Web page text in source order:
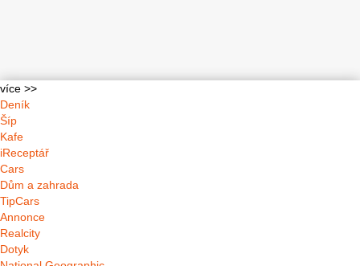
více >>
Deník
Šíp
Kafe
iReceptář
Cars
Dům a zahrada
TipCars
Annonce
Realcity
Dotyk